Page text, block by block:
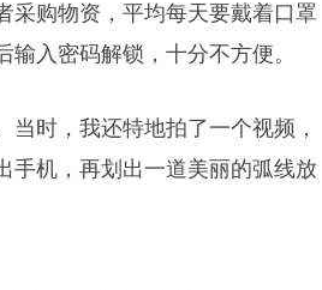
采购物资，平均每天要戴着口罩
入密码解锁，十分不方便。
时，我还特地拍了一个视频，
手机，再划出一道美丽的弧线放